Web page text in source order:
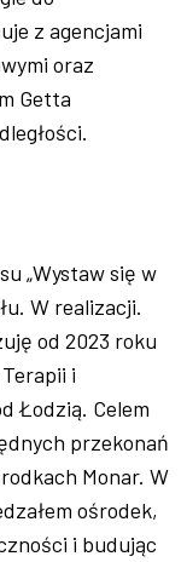
z agencjami
oraz
Getta
„Wystaw się w
W realizacji.
ę od 2023 roku
i
Łodzią. Celem
przekonań
Monar. W
ośrodek,
i budując